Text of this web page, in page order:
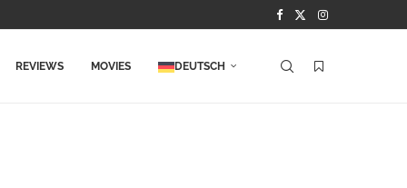
REVIEWS MOVIES DEUTSCH